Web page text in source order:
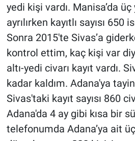
yedi kişi vardı. Manisa’da üç
ayrılırken kayıtlı sayısı 650
Sonra 2015'te Sivas’a
kontrol ettim, kaç kişi var
altı-yedi civarı kayıt vardı.
kadar kaldım. Adana'ya
Sivas'taki kayıt sayısı 860
Adana'da 4 ay gibi kısa bir
telefonumda Adana’ya ait